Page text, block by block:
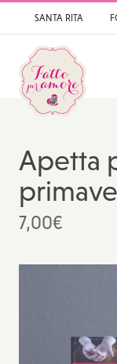
Fatto
Lo
SANTA RITA
Apetta
7,00€